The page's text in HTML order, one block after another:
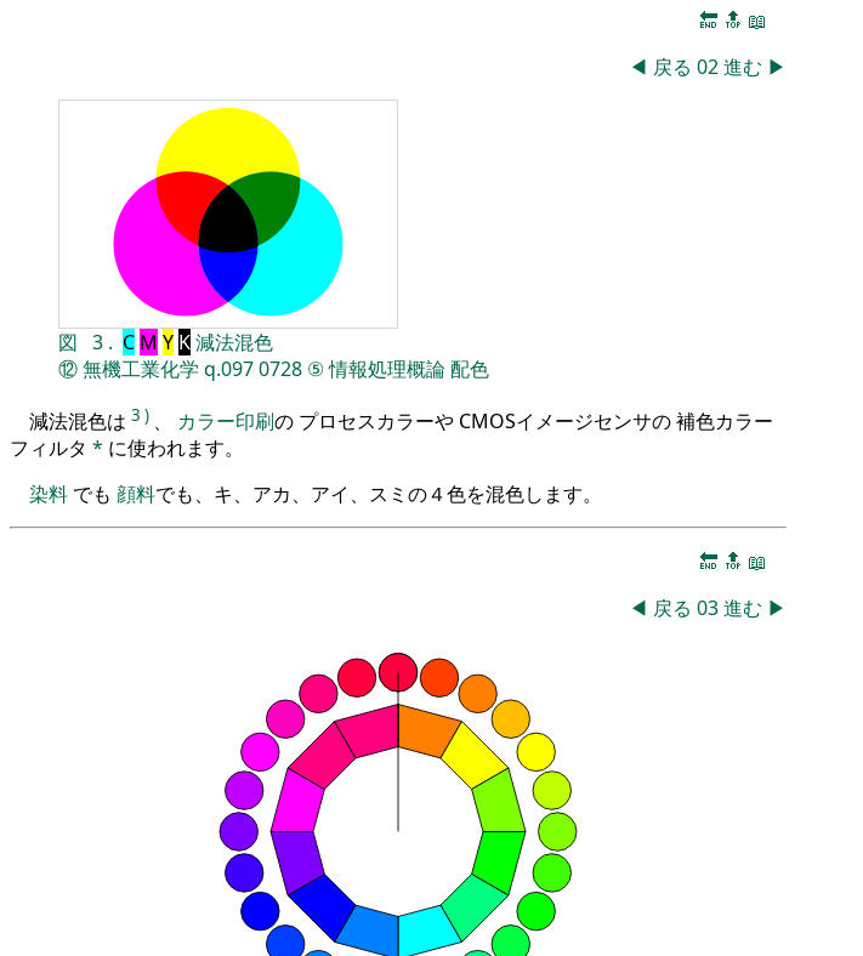
🔚 🔝 📖
◀ 戻る 02進む ▶
図 3 . C M Y K減法混色
⑫無機工業化学 q.0970728 ⑤情報処理概論配色
減法混色は 3 ) 、 カラー印刷の プロセスカラーや CMOSイメージセンサの 補色カラー
フィルタ * に使われます。
染料 でも 顔料でも、キ、アカ、アイ、スミの４色を混色します。
🔚 🔝 📖
◀ 戻る 03進む ▶